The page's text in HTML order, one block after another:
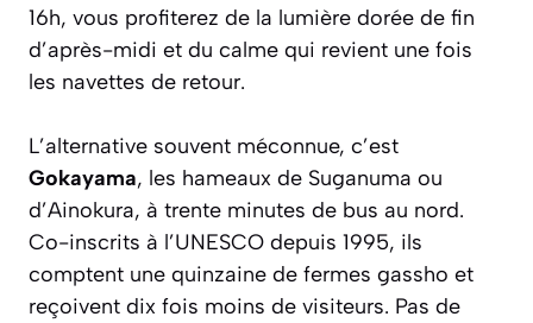
16h, vous profiterez de la lumière dorée de fin
d’après-midi et du calme qui revient une fois
les navettes de retour.
L’alternative souvent méconnue, c’est
Gokayama, les hameaux de Suganuma ou
d’Ainokura, à trente minutes de bus au nord.
Co-inscrits à l’UNESCO depuis 1995, ils
comptent une quinzaine de fermes gassho et
reçoivent dix fois moins de visiteurs. Pas de